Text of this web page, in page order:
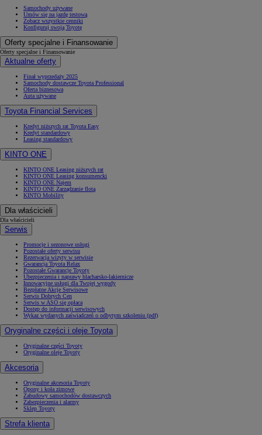
Samochody używane
Umów się na jazdę testową
Zobacz wszystkie cenniki
Konfiguruj swoją Toyotę
Oferty specjalne i Finansowanie
Oferty specjalne i Finansowanie
Aktualne oferty
Finał wyprzedaży 2025
Samochody dostawcze Toyota Professional
Oferta biznesowa
Auta używane
Toyota Financial Services
Kredyt niższych rat Toyota Easy
Kredyt standardowy
Leasing standardowy
KINTO ONE
KINTO ONE Leasing niższych rat
KINTO ONE Leasing konsumencki
KINTO ONE Najem
KINTO ONE Zarządzanie flotą
KINTO Mobility
Dla właścicieli
Dla właścicieli
Serwis
Promocje i sezonowe usługi
Pozostałe oferty serwisu
Rezerwacja wizyty w serwisie
Gwarancja Toyota Relax
Pozostałe Gwarancje Toyoty
Ubezpieczenia i naprawy blacharsko-lakiernicze
Innowacyjne usługi dla Twojej wygody
Bezpłatne Akcje Serwisowe
Serwis Dobrych Cen
Serwis w ASO się opłaca
Dostęp do informacji serwisowych
Wykaz wydanych zaświadczeń o odbytym szkoleniu (pdf)
Oryginalne części i oleje Toyota
Oryginalne części Toyoty
Oryginalne oleje Toyoty
Akcesoria
Oryginalne akcesoria Toyoty
Opony i koła zimowe
Zabudowy samochodów dostawczych
Zabezpieczenia i alarmy
Sklep Toyoty
Strefa klienta